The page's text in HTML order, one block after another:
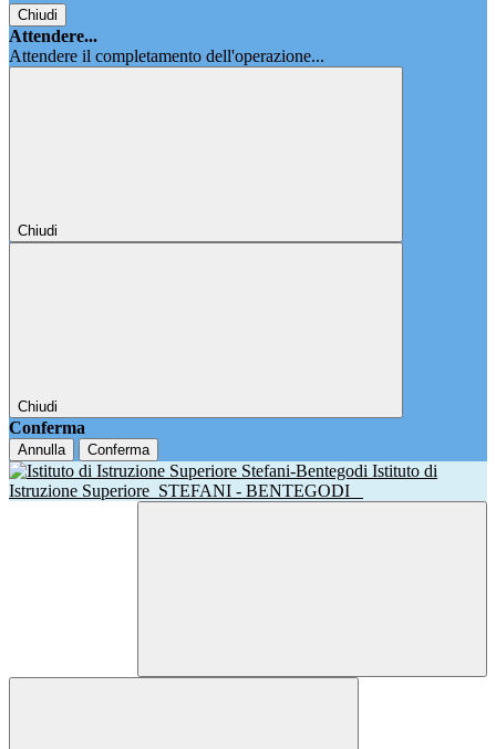
Chiudi
Attendere...
Attendere il completamento dell'operazione...
Chiudi
Chiudi
Conferma
Annulla Conferma
Istituto di
Istruzione Superiore STEFANI - BENTEGODI